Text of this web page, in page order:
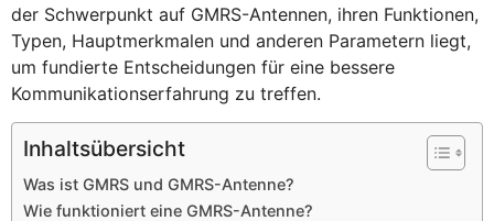
der Schwerpunkt auf GMRS-Antennen, ihren Funktionen,
Typen, Hauptmerkmalen und anderen Parametern liegt,
um fundierte Entscheidungen für eine bessere
Kommunikationserfahrung zu treffen.
Inhaltsübersicht
Was ist GMRS und GMRS-Antenne?
Wie funktioniert eine GMRS-Antenne?